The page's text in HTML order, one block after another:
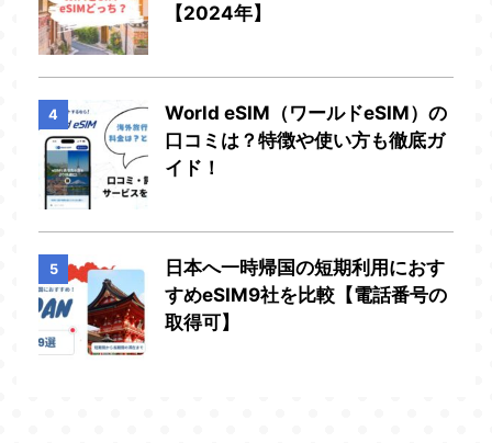
【2024年】
4
World eSIM（ワールドeSIM）の
口コミは？特徴や使い方も徹底ガ
イド！
5
日本へ一時帰国の短期利用におす
すめeSIM9社を比較【電話番号の
取得可】